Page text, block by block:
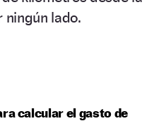
ningún lado.
calcular el gasto de